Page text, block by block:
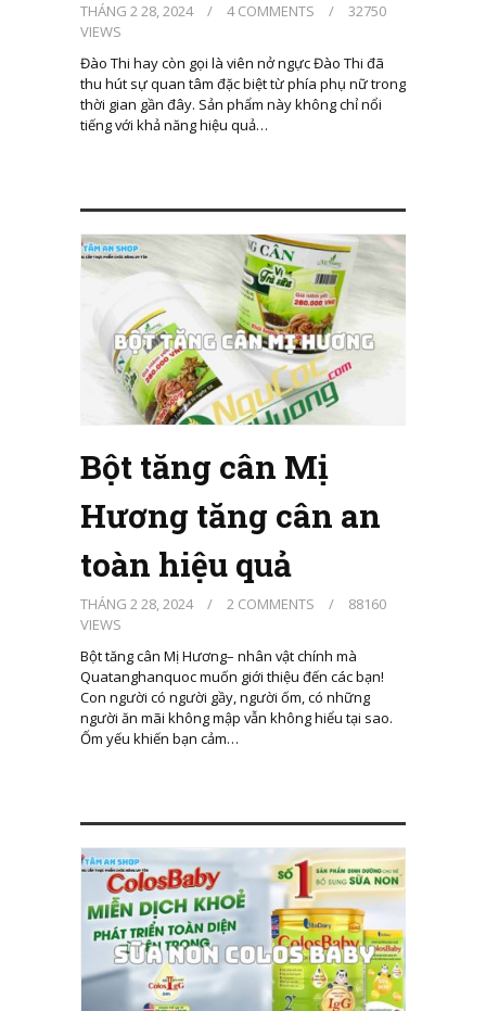
THÁNG 2 28, 2024 / 4 COMMENTS /
32750
VIEWS
Đào Thi hay còn gọi là viên nở ngực Đào Thi đã
thu hút sự quan tâm đặc biệt từ phía phụ nữ trong
thời gian gần đây. Sản phẩm này không chỉ nổi
tiếng với khả năng hiệu quả…
Bột tăng cân Mị
Hương tăng cân an
toàn hiệu quả
THÁNG 2 28, 2024 / 2 COMMENTS /
88160
VIEWS
Bột tăng cân Mị Hương– nhân vật chính mà
Quatanghanquoc muốn giới thiệu đến các bạn!
Con người có người gầy, người ốm, có những
người ăn mãi không mập vẫn không hiểu tại sao.
Ốm yếu khiến bạn cảm…